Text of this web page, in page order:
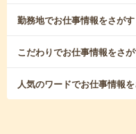
勤務地でお仕事情報をさがす
こだわりでお仕事情報をさ
人気のワードでお仕事情報